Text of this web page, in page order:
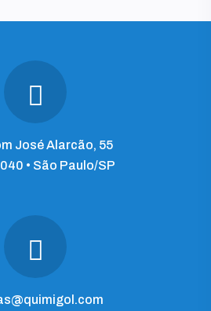
José Alarcão, 55
• São Paulo/SP